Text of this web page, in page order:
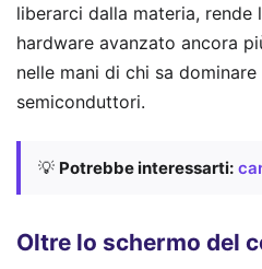
liberarci dalla materia, rende
hardware avanzato ancora
nelle mani di chi sa
semiconduttori.
💡 Potrebbe interessarti:
Oltre lo schermo del